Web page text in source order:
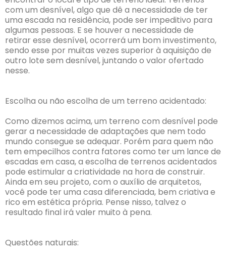
com um desnível, algo que dê a necessidade de ter
uma escada na residência, pode ser impeditivo para
algumas pessoas. E se houver a necessidade de
retirar esse desnível, ocorrerá um bom investimento,
sendo esse por muitas vezes superior à aquisição de
outro lote sem desnível, juntando o valor ofertado
nesse.
Escolha ou não escolha de um terreno acidentado:
Como dizemos acima, um terreno com desnível pode
gerar a necessidade de adaptações que nem todo
mundo consegue se adequar. Porém para quem não
tem empecilhos contra fatores como ter um lance de
escadas em casa, a escolha de terrenos acidentados
pode estimular a criatividade na hora de construir.
Ainda em seu projeto, com o auxílio de arquitetos,
você pode ter uma casa diferenciada, bem criativa e
rico em estética própria. Pense nisso, talvez o
resultado final irá valer muito à pena.
Questões naturais: